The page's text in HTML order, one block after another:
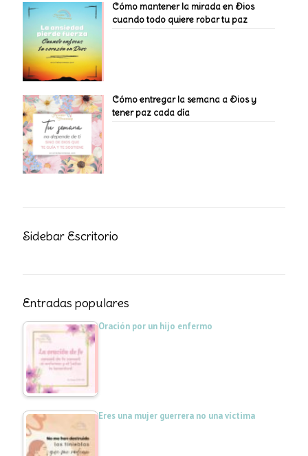
Cómo mantener la mirada en Dios
cuando todo quiere robar tu paz
Cómo entregar la semana a Dios y
tener paz cada día
Sidebar Escritorio
Entradas populares
Oración por un hijo enfermo
Eres una mujer guerrera no una víctima